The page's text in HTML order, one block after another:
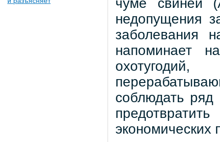
недопущения
заболевания
напоминает
соблюдать ряд
экономических